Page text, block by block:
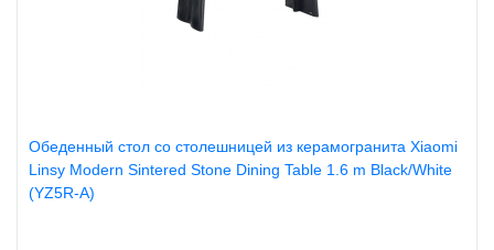
Обеденный стол со столешницей из керамогранита Xiaomi
Linsy Modern Sintered Stone Dining Table 1.6 m Black/White
(YZ5R-A)